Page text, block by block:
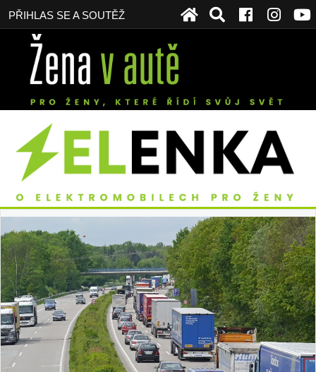
PŘIHLAS SE A SOUTĚŽ